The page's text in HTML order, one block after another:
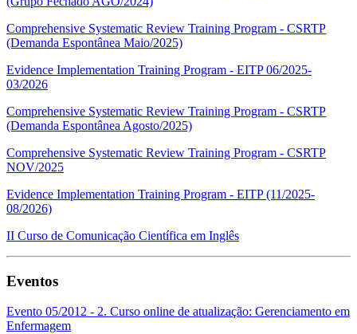
Comprehensive Systematic Review Training Program - CSRTP
(Demanda Espontânea Maio/2025)
Evidence Implementation Training Program - EITP 06/2025-
03/2026
Comprehensive Systematic Review Training Program - CSRTP
(Demanda Espontânea Agosto/2025)
Comprehensive Systematic Review Training Program - CSRTP
NOV/2025
Evidence Implementation Training Program - EITP (11/2025-
08/2026)
II Curso de Comunicação Científica em Inglês
Eventos
Evento 05/2012 - 2. Curso online de atualização: Gerenciamento em
Enfermagem